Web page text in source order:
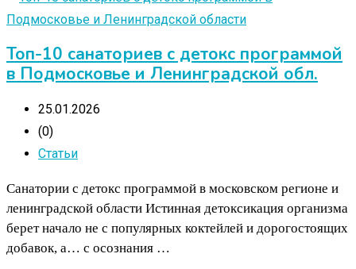
Топ-10 санаториев с детокс программой
в Подмосковье и Ленинградской обл.
25.01.2026
(0)
Статьи
Санатории с детокс программой в московском регионе и
ленинградской области Истинная детоксикация организма
берет начало не с популярных коктейлей и дорогостоящих
добавок, а… с осознания …